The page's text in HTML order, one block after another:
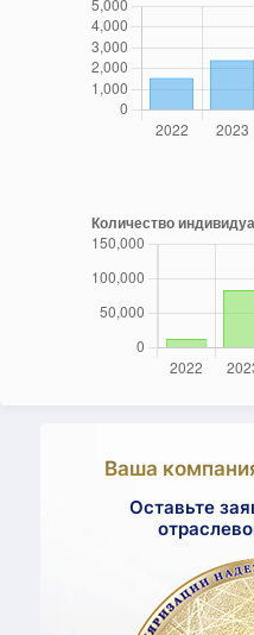
Ваша
Оставьте